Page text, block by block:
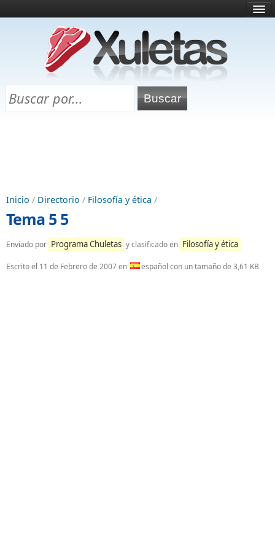
¿Qué es esto?
Directorio
Chuletas para exámenes
Inicio / Directorio / Filosofía y ética /
Tema 5 5
Enviado por Programa Chuletas y clasificado en Filosofía y ética
Escrito el 11 de Febrero de 2007en español con un tamaño de 3,61 KB